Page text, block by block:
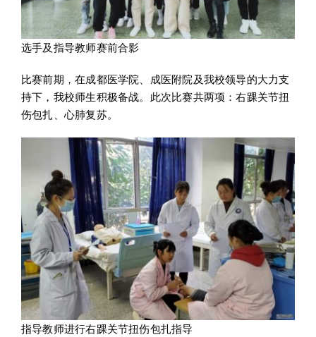
选手及指导教师赛前合影
比赛前期，在成都医学院、成医附院及我校领导的大力支
持下，我校师生积极备战。此次比赛共两项：右踝关节扭
伤包扎、心肺复苏。
指导教师进行右踝关节扭伤包扎指导